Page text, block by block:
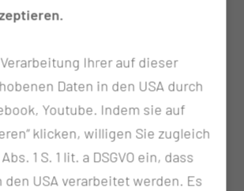
(PNS)
ist ein Verfahren
bei dem feinste Elektroden
eines peripheren Nervs
Über einen implantierten
werden elektrische Impulse
die Schmerzweiterleitung
Ihrer auf dieser
Daten in den USA durch
Youtube. Indem sie auf
klicken, willigen Sie zugleich
1 S. 1 lit. a DSGVO ein, dass
den USA verarbeitet werden. Es